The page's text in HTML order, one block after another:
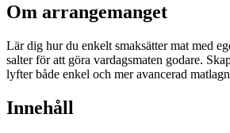
Om arrangemanget
Lär dig hur du enkelt smaksätter mat med
salter för att göra vardagsmaten godare.
lyfter både enkel och mer avancerad
Innehåll